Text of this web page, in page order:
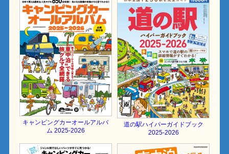
キャンピングカーオールアルバ
ム 2025-2026
道の駅ハイパーガイドブック
2025-2026